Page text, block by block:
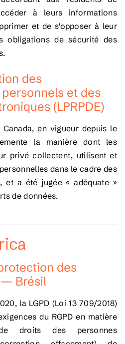
à leurs informations
et de s'opposer à leur
obligations de sécurité des
des
et des
(LPRPDE)
Canada, en vigueur depuis le
la manière dont les
privé collectent, utilisent et
dans le cadre des
et a été jugée « adéquate »
de données.
des
— Brésil
la LGPD (Loi 13 709/2018)
du RGPD en matière
droits des personnes